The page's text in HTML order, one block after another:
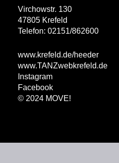
Virchowstr. 130
47805 Krefeld
Telefon: 02151/862600
www.krefeld.de/heeder
www.TANZwebkrefeld.de
Instagram
Facebook
© 2024 MOVE!